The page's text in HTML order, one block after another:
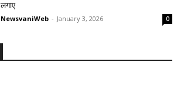
लगाए
NewsvaniWeb - January 3, 2026 0